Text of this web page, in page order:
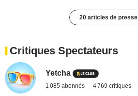
20 articles de presse
Critiques Spectateurs
Yetcha
1 085 abonnés 4 769 critiques